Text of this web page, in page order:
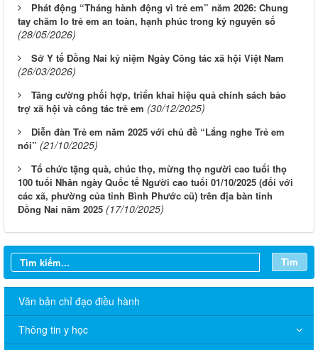
Phát động “Tháng hành động vì trẻ em” năm 2026: Chung
tay chăm lo trẻ em an toàn, hạnh phúc trong kỷ nguyên số
(28/05/2026)
Sở Y tế Đồng Nai kỷ niệm Ngày Công tác xã hội Việt Nam
(26/03/2026)
Tăng cường phối hợp, triển khai hiệu quả chính sách bảo
trợ xã hội và công tác trẻ em (30/12/2025)
Diễn đàn Trẻ em năm 2025 với chủ đề “Lắng nghe Trẻ em
nói” (21/10/2025)
Tổ chức tặng quà, chúc thọ, mừng thọ người cao tuổi thọ
100 tuổi Nhân ngày Quốc tế Người cao tuổi 01/10/2025 (đối với
các xã, phường của tỉnh Bình Phước cũ) trên địa bàn tỉnh
Đồng Nai năm 2025 (17/10/2025)
Tìm
Văn bản chỉ đạo điều hành
Thông tin y học
THÔNG BÁO V/v niêm yết công bố Danh mục thủ tục hành
chính sửa đổi, bổ sung trong lĩnh vực phòng bệnh và an toàn
thực phẩm thuộc phạm vi quản lý của Sở Y tế thành phố Đồng
Nai